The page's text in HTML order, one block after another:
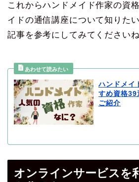
これからハンドメイド作家の資
イドの通信講座について知りた
記事を参考にしてみてくださいね
ハンドメイ
すめ資格39
ご紹介
オンラインサービスを